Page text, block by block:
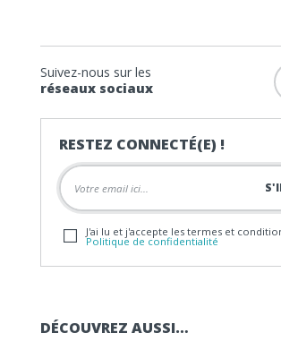
Suivez-nous sur les
réseaux sociaux
RESTEZ CONNECTÉ(E) !
J'ai lu et j'accepte les termes et
Politique de confidentialité
DÉCOUVREZ AUSSI…